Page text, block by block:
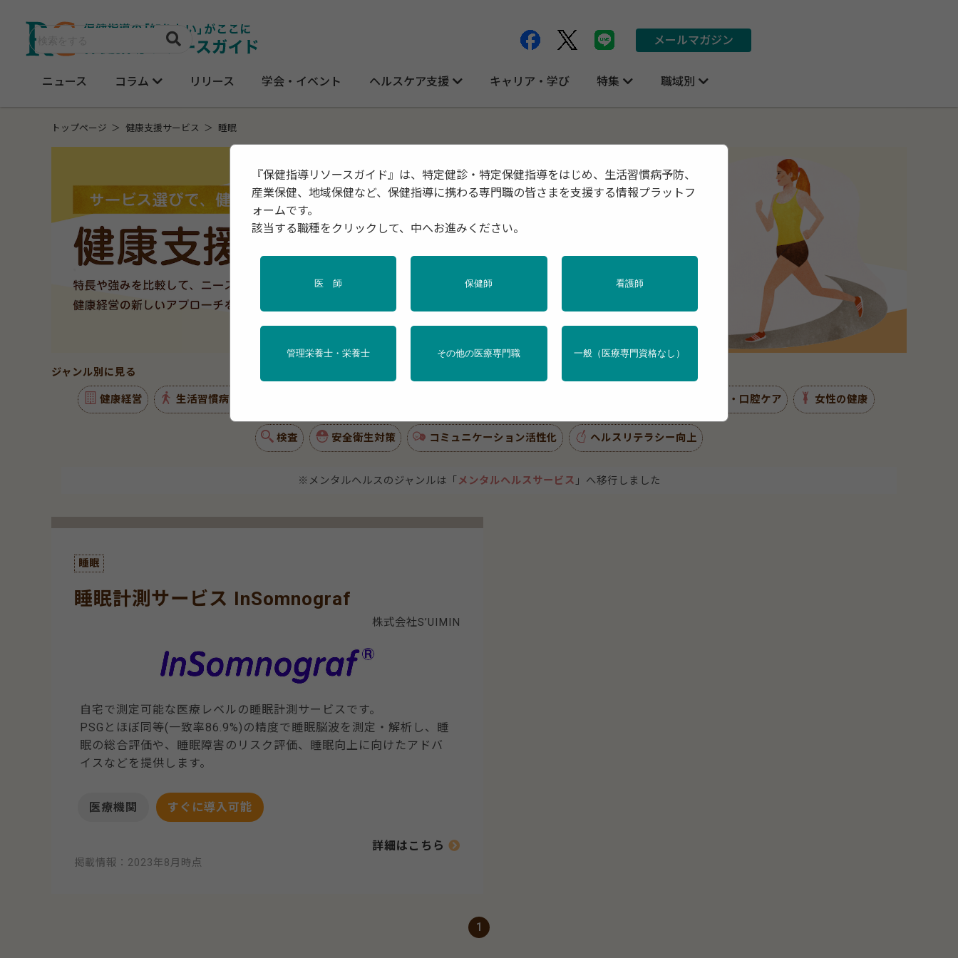
ニュース コラム リリース 学会・イベント ヘルスケア支援 キャリア・学び 特集 職域別
メールマガジン
トップページ 健康支援サービス 睡眠
ジャンル別に見る
健康経営 生活習慣病予防 歯・口腔ケア 女性の健康
検査 安全衛生対策 コミュニケーション活性化 ヘルスリテラシー向上
※メンタルヘルスのジャンルは「 メンタルヘルスサービス 」へ移行しました
睡眠
睡眠計測サービス InSomnograf
株式会社S’UIMIN
自宅で測定可能な医療レベルの睡眠計測サービスです。
PSGとほぼ同等(一致率86.9%)の精度で睡眠脳波を測定・解析し、睡
眠の総合評価や、睡眠障害のリスク評価、睡眠向上に向けたアドバ
イスなどを提供します。
医療機関 すぐに導入可能
詳細はこちら
掲載情報：2023年8月時点
1
『保健指導リソースガイド』は、特定健診・特定保健指導をはじめ、生活習慣病予防、
産業保健、地域保健など、保健指導に携わる専門職の皆さまを支援する情報プラットフ
ォームです。
該当する職種をクリックして、中へお進みください。
医 師 保健師 看護師
管理栄養士・栄養士 その他の医療専門職 一般（医療専門資格なし）